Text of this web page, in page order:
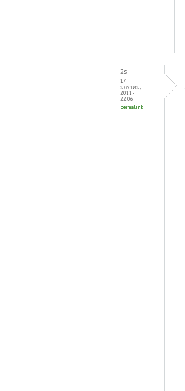
2s
17
มกราคม,
2011 -
22:06
permalink